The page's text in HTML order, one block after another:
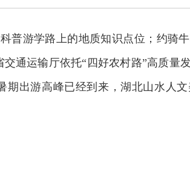
普游学路上的地质知识点位；约骑
通运输厅依托“四好农村路”高质量
期出游高峰已经到来，湖北山水人